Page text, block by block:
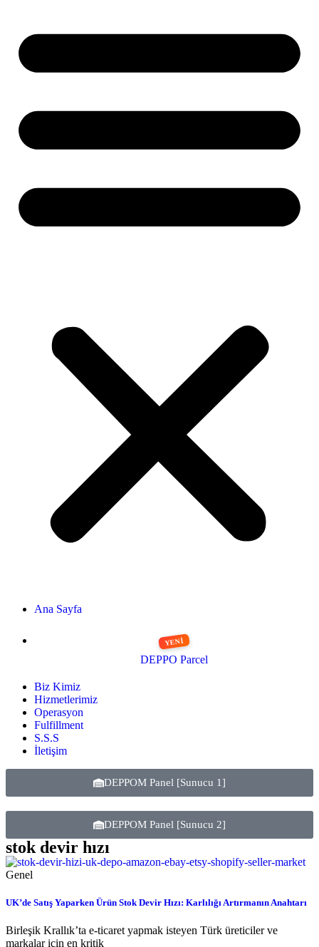
Ana Sayfa
DEPPO Parcel
Biz Kimiz
Hizmetlerimiz
Operasyon
Fulfillment
S.S.S
İletişim
DEPPOM Panel [Sunucu 1]
DEPPOM Panel [Sunucu 2]
stok devir hızı
Genel
UK’de Satış Yaparken Ürün Stok Devir Hızı: Karlılığı Artırmanın Anahtarı
Birleşik Krallık’ta e-ticaret yapmak isteyen Türk üreticiler ve
markalar için en kritik